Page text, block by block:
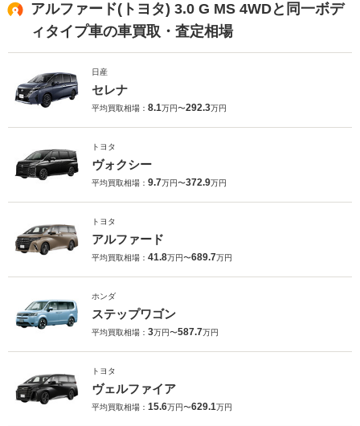
アルファード(トヨタ) 3.0 G MS 4WDと同一ボデ
ィタイプ車の車買取・査定相場
日産
セレナ
平均買取相場： 8.1万円〜292.3万円
トヨタ
ヴォクシー
平均買取相場： 9.7万円〜372.9万円
トヨタ
アルファード
平均買取相場： 41.8万円〜689.7万円
ホンダ
ステップワゴン
平均買取相場： 3万円〜587.7万円
トヨタ
ヴェルファイア
平均買取相場： 15.6万円〜629.1万円